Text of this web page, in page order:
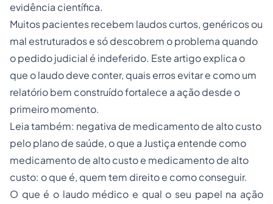
evidência científica.
Muitos pacientes recebem laudos curtos, genéricos ou
mal estruturados e só descobrem o problema quando
o pedido judicial é indeferido. Este artigo explica o
que o laudo deve conter, quais erros evitar e como um
relatório bem construído fortalece a ação desde o
primeiro momento.
Leia também: negativa de medicamento de alto custo
pelo plano de saúde, o que a Justiça entende como
medicamento de alto custoe medicamento de alto
custo: o que é, quem tem direito e como conseguir.
O que é o laudo médico e qual o seu papel na ação